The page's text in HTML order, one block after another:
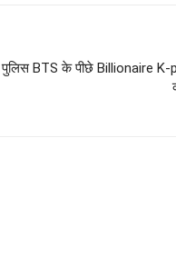
पुलिस BTS के पीछे Billionaire K-